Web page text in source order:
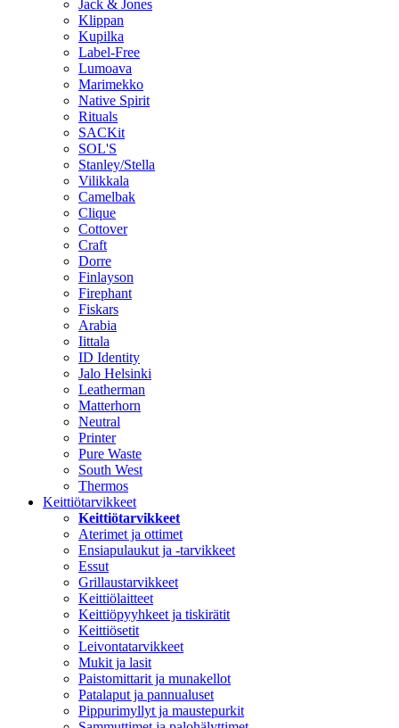
Jack & Jones
Klippan
Kupilka
Label-Free
Lumoava
Marimekko
Native Spirit
Rituals
SACKit
SOL'S
Stanley/Stella
Vilikkala
Camelbak
Clique
Cottover
Craft
Dorre
Finlayson
Firephant
Fiskars
Arabia
Iittala
ID Identity
Jalo Helsinki
Leatherman
Matterhorn
Neutral
Printer
Pure Waste
South West
Thermos
Keittiötarvikkeet
Keittiötarvikkeet
Aterimet ja ottimet
Ensiapulaukut ja -tarvikkeet
Essut
Grillaustarvikkeet
Keittiölaitteet
Keittiöpyyhkeet ja tiskirätit
Keittiösetit
Leivontatarvikkeet
Mukit ja lasit
Paistomittarit ja munakellot
Patalaput ja pannualuset
Pippurimyllyt ja maustepurkit